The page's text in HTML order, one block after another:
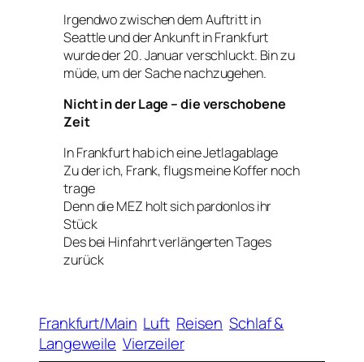
Irgendwo zwischen dem Auftritt in
Seattle und der Ankunft in Frankfurt
wurde der 20. Januar verschluckt. Bin zu
müde, um der Sache nachzugehen.
Nicht in der Lage – die verschobene
Zeit
In Frankfurt hab ich eine Jetlagablage
Zu der ich, Frank, flugs meine Koffer noch
trage
Denn die MEZ holt sich pardonlos ihr
Stück
Des bei Hinfahrt verlängerten Tages
zurück
Frankfurt/Main Luft Reisen Schlaf &
Langeweile Vierzeiler